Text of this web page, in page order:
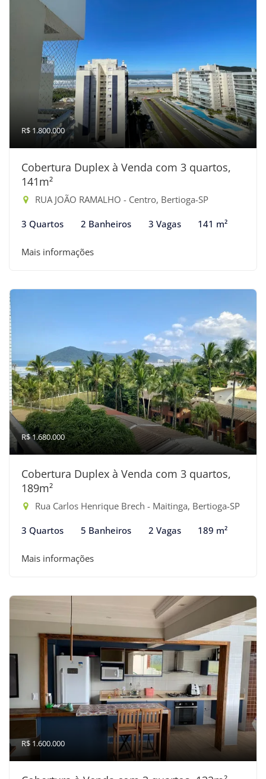
R$ 1.800.000
Cobertura Duplex à Venda com 3 quartos,
141m²
RUA JOÃO RAMALHO - Centro, Bertioga-SP
3 Quartos 2 Banheiros 3 Vagas 141 m²
Mais informações
R$ 1.680.000
Cobertura Duplex à Venda com 3 quartos,
189m²
Rua Carlos Henrique Brech - Maitinga, Bertioga-SP
3 Quartos 5 Banheiros 2 Vagas 189 m²
Mais informações
R$ 1.600.000